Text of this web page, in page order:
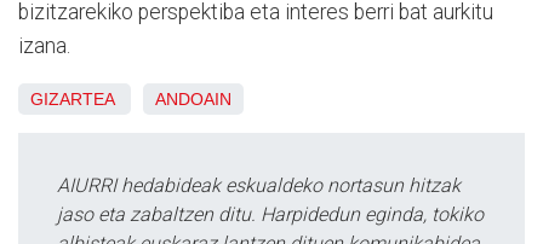
bizitzarekiko perspektiba eta interes berri bat aurkitu
izana.
GIZARTEA ANDOAIN
AIURRI hedabideak eskualdeko nortasun hitzak
jaso eta zabaltzen ditu. Harpidedun eginda, tokiko